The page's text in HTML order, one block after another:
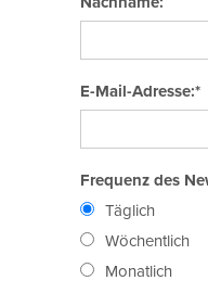
E-Mail-Adresse:*
Frequenz des
Täglich
Wöchentlich
Monatlich